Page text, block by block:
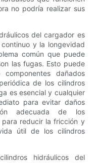
no podría realizar sus
del cargador es
y la longevidad
común que puede
las fugas. Esto puede
dañados
de los cilindros
es esencial y cualquier
para evitar daños
adecuada de los
reducir la fricción y
útil de los cilindros
hidráulicos del